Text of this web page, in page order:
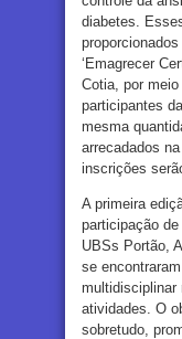
diabetes.
‘Emagrecer
Cotia, por
participantes
mesma
arrecadados
inscrições
A primeira
participação
UBSs Portão,
se
multidisciplinar
atividades. O
sobretudo,